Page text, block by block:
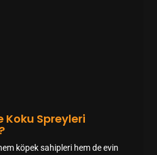
Spreyleri
köpek sahipleri hem de evin